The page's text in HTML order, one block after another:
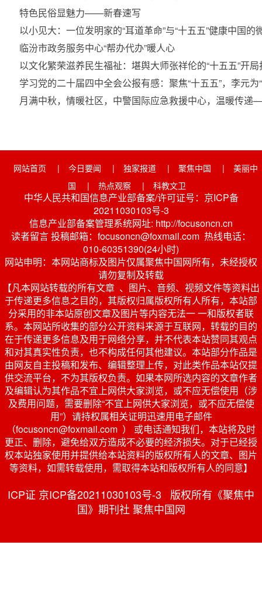
特色民俗显魅力——新春速写
以小见大：一位发明家的“耳道革命”与“十五五”健康中国
临汾市政务服务中心“帮办代办”暖人心
以文化繁荣滋养民生福祉：堪舆大师张祥伦的“十五五”
学习党的二十届四中全会公报有感：聚焦“十五五”，李元为
月满中秋，情暖社区，中警国际应急救援中心，温暖传
网站首页 | 今日要闻 | 独家报道 | 聚焦中国 |
美丽中
国
| 热点观察 | 科教文卫
中华人民共和国信息产业部备案/许可证号：京ICP备
20211030103号-3
信息产业部备案管理系统网址: http://focusoncn.cn
读者留言 投稿邮箱：focusoncn@foxmail.com 热线电话：
010-60351390(24小时)
网站申明：本网站商标及图片仅属聚焦中国网所有，未经授权
请勿复制及转载
【凡本网站转载的所有文章 、图片、音频、视频文件等资料出
于传递更多信息之目的，其版权归属版权所有人所有，本站部
分采用的非本站原创文章及图片等内容无法一 一和版权者联
系。本网站所收集的部分公开资料来源于互联网，转载的目的
在于传递更多信息及用于网络分享，并不代表本站赞同其观点
和对其真实性负责，也不构成任何其他建议。本站部分作品是
由网友自主投稿和发布、编辑整理上传，对此类作品本站仅提
供交流平台，不为其版权负责。如果本网所选内容的文章作者
及编辑认为其作品不宜上网供大家浏览，或不应无偿使用（涉
及费用问题，需要删除“不宜上网供大家浏览，或不应无偿使
用”）请持权属相关证明迅速用电子邮件
（focusoncn@foxmail.com ） 或电话通知我们，本站将及时
更正、删除，避免给双方造成不必要的经济损失。对于已经授
权本站独家使用并提供给本站资料的版权所有人的文章、图片
等资料，如需转载使用，需取得本站和版权所有人的同意】
ICP证 京ICP备20211030103号-3 版权所有《聚焦中
国》期刊社 聚焦中国网